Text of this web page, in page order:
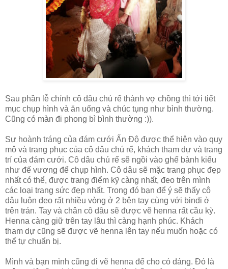
Sau phần lễ chính cô dâu chú rể thành vợ chồng thì tới tiết
mục chụp hình và ăn uống và chúc tụng như bình thường.
Cũng có màn đi phong bì bình thường :)).
Sự hoành tráng của đám cưới Ấn Độ được thể hiện vào quy
mô và trang phục của cô dâu chú rể, khách tham dự và trang
trí của đám cưới. Cô dâu chú rể sẽ ngồi vào ghế bành kiểu
như đế vương để chụp hình. Cô dâu sẽ mặc trang phục đẹp
nhất có thể, được trang điểm kỹ càng nhất, đeo trên mình
các loại trang sức đẹp nhất. Trong đó bạn để ý sẽ thấy cô
dâu luôn đeo rất nhiều vòng ở 2 bên tay cùng với bindi ở
trên trán. Tay và chân cô dâu sẽ được vẽ henna rất cầu kỳ.
Henna càng giữ trên tay lâu thì càng hạnh phúc. Khách
tham dự cũng sẽ được vẽ henna lên tay nếu muốn hoặc có
thể tự chuẩn bị.
Mình và bạn mình cũng đi vẽ henna để cho có dáng. Đó là